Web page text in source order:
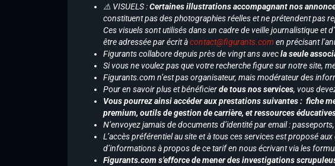
⚠️ VISUELS :Certaines illustrations accompagnant nos
constituent pas des photographies réelles et ne prétendent pas
Ces visuels sont utilisés dans un cadre de veille journalistique
être adressée par écrit àcontact@figurants.com en précisant
Figurants collabore depuis près de vingt ans avecla seule
Si vous ne voulez pas que votre recherche figure sur notre site,
Figurants.com n’est pas organisateur, mais modérateur des
Pour en savoir plus et bénéficierde tous nos services, vous
Vous pourrez ainsi accéder aux prestations suivantes : fiche
premium, outils de gestion de carrière, et ressources
N’envoyez jamais de documents d’identité par email :
L’accès préférentiel au site et à tous ces services est proposé
d’informations à propos de ce tarif en nous écrivant via les
Figurants.com s’efforce de mener des investigations